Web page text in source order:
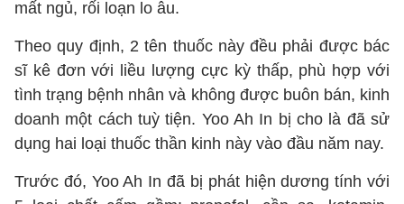
mất ngủ, rối loạn lo âu.
Theo quy định, 2 tên thuốc này đều phải được bác
sĩ kê đơn với liều lượng cực kỳ thấp, phù hợp với
tình trạng bệnh nhân và không được buôn bán, kinh
doanh một cách tuỳ tiện. Yoo Ah In bị cho là đã sử
dụng hai loại thuốc thần kinh này vào đầu năm nay.
Trước đó, Yoo Ah In đã bị phát hiện dương tính với